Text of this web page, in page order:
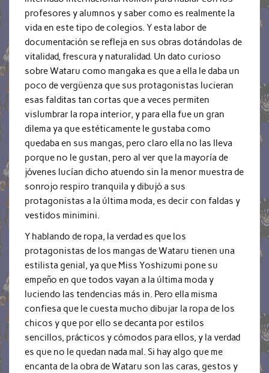
profesores y alumnos y saber como es realmente la
vida en este tipo de colegios. Y esta labor de
documentación se refleja en sus obras dotándolas de
vitalidad, frescura y naturalidad. Un dato curioso
sobre Wataru como mangaka es que a ella le daba un
poco de vergüenza que sus protagonistas lucieran
esas falditas tan cortas que a veces permiten
vislumbrar la ropa interior, y para ella fue un gran
dilema ya que estéticamente le gustaba como
quedaba en sus mangas, pero claro ella no las lleva
porque no le gustan, pero al ver que la mayoría de
jóvenes lucían dicho atuendo sin la menor muestra de
sonrojo respiro tranquila y dibujó a sus
protagonistas a la última moda, es decir con faldas y
vestidos minimini.
Y hablando de ropa, la verdad es que los
protagonistas de los mangas de Wataru tienen una
estilista genial, ya que Miss Yoshizumi pone su
empeño en que todos vayan a la última moda y
luciendo las tendencias más in. Pero ella misma
confiesa que le cuesta mucho dibujar la ropa de los
chicos y que por ello se decanta por estilos
sencillos, prácticos y cómodos para ellos, y la verdad
es que no le quedan nada mal. Si hay algo que me
encanta de la obra de Wataru son las caras, gestos y